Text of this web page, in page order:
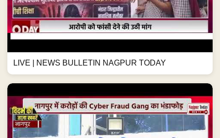
LIVE | NEWS BULLETIN NAGPUR TODAY